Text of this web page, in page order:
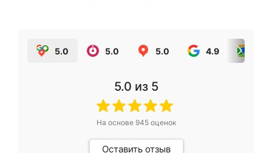
5.0 5.0 5.0 4.9
5.0 из 5
На основе 945оценок
Оставить отзыв